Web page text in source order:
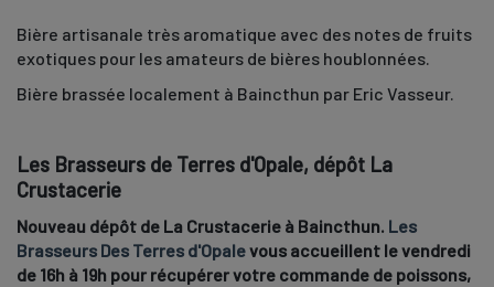
Bière artisanale très aromatique avec des notes de fruits
exotiques pour les amateurs de bières houblonnées.
Bière brassée localement à Baincthun par Eric Vasseur.
Les Brasseurs de Terres d'Opale, dépôt La
Crustacerie
Nouveau dépôt de La Crustacerie à Baincthun. Les
Brasseurs Des Terres d'Opalevous accueillent le vendredi
de 16h à 19h pour récupérer votre commande de poissons,